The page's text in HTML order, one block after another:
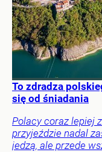
To zdradza
się od śniadania
Polacy coraz lepiej
przyjeździe nadal
jedzą, ale przede